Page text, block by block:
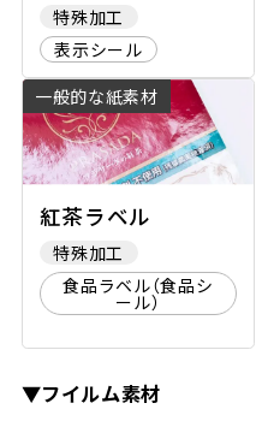
特殊加工
表示シール
一般的な紙素材
紅茶ラベル
特殊加工
食品ラベル（食品シ
ール）
▼フイルム素材